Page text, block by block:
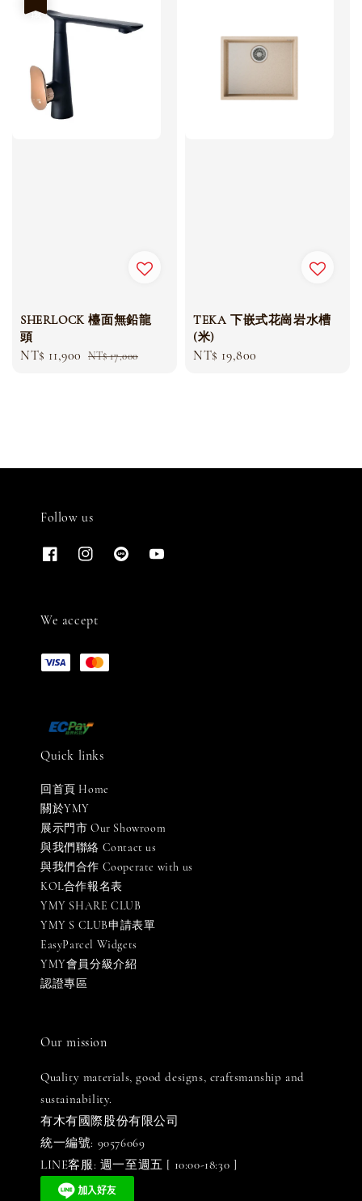
SHERLOCK 檯面無鉛龍
頭
Sale
NT$ 11,900 Regular
NT$ 17,000
TEKA 下嵌式花崗岩水槽
(米)
Regular
NT$ 19,800
Follow us
We accept
Quick links
回首頁 Home
關於YMY
展示門市 Our Showroom
與我們聯絡 Contact us
與我們合作 Cooperate with us
KOL合作報名表
YMY SHARE CLUB
YMY S CLUB申請表單
EasyParcel Widgets
YMY會員分級介紹
認證專區
Our mission
Quality materials, good designs, craftsmanship and
sustainability.
有木有國際股份有限公司
統一編號: 90576069
LINE客服: 週一至週五 [ 10:00-18:30 ]